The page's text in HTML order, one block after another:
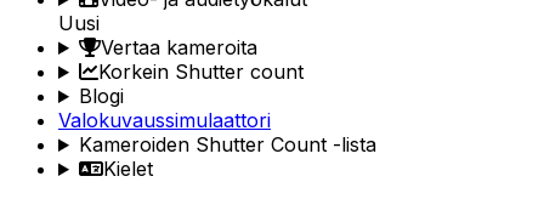
Uusi
Vertaa kameroita
Korkein Shutter count
Blogi
Valokuvaussimulaattori
Kameroiden Shutter Count -lista
Kielet